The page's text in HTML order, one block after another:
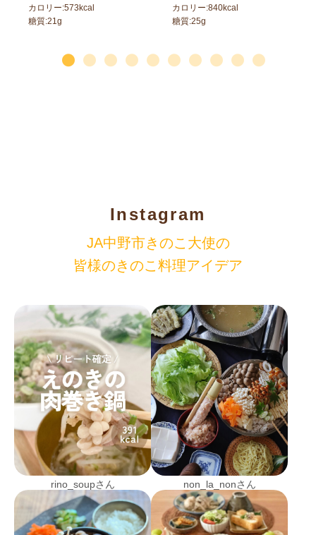
カロリー:573 kcal
糖質:21g
カロリー:840kcal
糖質:25g
Instagram
JA中野市きのこ大使の
皆様のきのこ料理アイデア
rino_soupさん non_la_nonさん